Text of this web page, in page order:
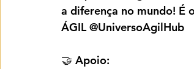
a diferença no mundo! É
ÁGIL @UniversoAgilHub
🤝 Apoio: